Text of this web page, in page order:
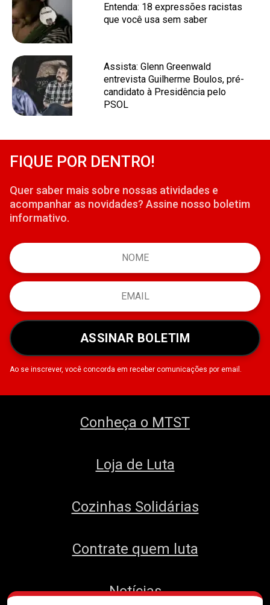
Entenda: 18 expressões racistas
que você usa sem saber
Assista: Glenn Greenwald
entrevista Guilherme Boulos, pré-
candidato à Presidência pelo
PSOL
FIQUE POR DENTRO!
Quer saber mais sobre nossas atividades e
acompanhar as novidades? Assine nosso boletim
informativo.
ASSINAR BOLETIM
Ao se inscrever, você concorda em receber comunicações por email.
Conheça o MTST
Loja de Luta
Cozinhas Solidárias
Contrate quem luta
Notícias